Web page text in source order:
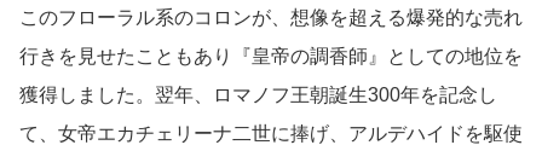
このフローラル系のコロンが、想像を超える爆発的な売れ
行きを見せたこともあり『皇帝の調香師』としての地位を
獲得しました。翌年、ロマノフ王朝誕生300年を記念し
て、女帝エカチェリーナ二世に捧げ、アルデハイドを駆使